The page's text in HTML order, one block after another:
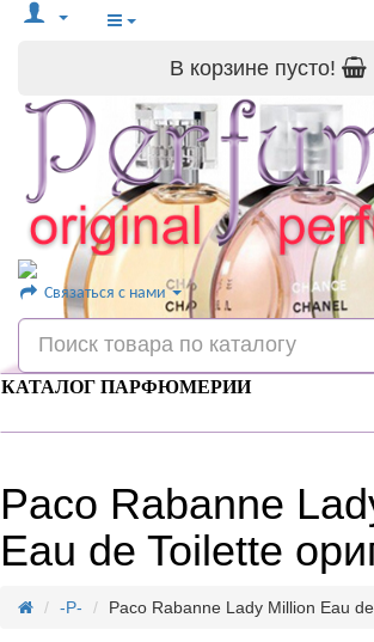
В корзине пусто!
Связаться с нами
КАТАЛОГ ПАРФЮМЕРИИ
Paco Rabanne
Eau de Toilette
-P- Paco Rabanne Lady Million Eau